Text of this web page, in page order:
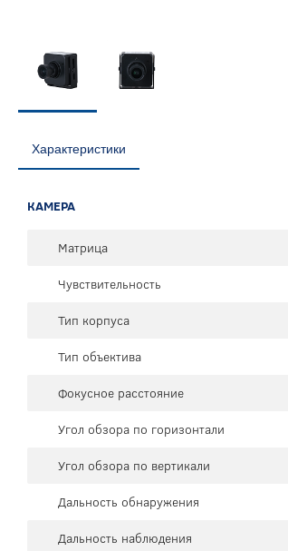
Характеристики
КАМЕРА
Матрица
Чувствительность
Тип корпуса
Тип объектива
Фокусное расстояние
Угол обзора по горизонтали
Угол обзора по вертикали
Дальность обнаружения
Дальность наблюдения